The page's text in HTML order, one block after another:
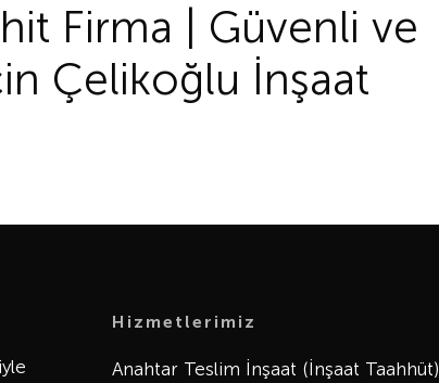
Firma | Güvenli ve
Çelikoğlu İnşaat
Hizmetlerimiz
Anahtar Teslim İnşaat (İnşaat Taahhüt)